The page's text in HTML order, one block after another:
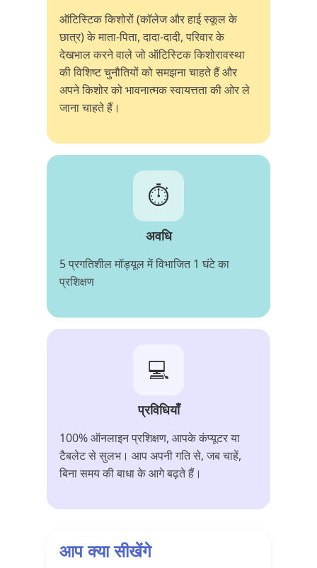
ऑटिस्टिक किशोरों (कॉलेज और हाई स्कूल के
छात्र) के माता-पिता, दादा-दादी, परिवार के
देखभाल करने वाले जो ऑटिस्टिक किशोरावस्था
की विशिष्ट चुनौतियों को समझना चाहते हैं और
अपने किशोर को भावनात्मक स्वायत्तता की ओर ले
जाना चाहते हैं।
⏱️
अवधि
5 प्रगतिशील मॉड्यूल में विभाजित 1 घंटे का
प्रशिक्षण
💻
प्रविधियाँ
100% ऑनलाइन प्रशिक्षण, आपके कंप्यूटर या
टैबलेट से सुलभ। आप अपनी गति से, जब चाहें,
बिना समय की बाधा के आगे बढ़ते हैं।
आप क्या सीखेंगे